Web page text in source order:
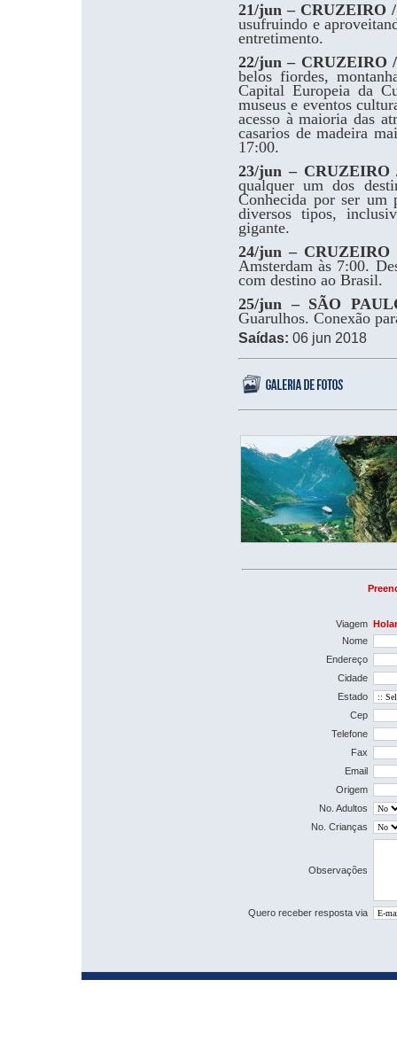
21/jun – CRUZEIRO
usufruindo e
entretimento.
22/jun – CRUZEIRO
belos fiordes,
Capital Europeia da
museus e eventos
acesso à maioria das
casarios de madeira
17:00.
23/jun –
qualquer um dos
Conhecida por ser um
diversos tipos,
gigante.
24/jun –
Amsterdam às 7:00.
com destino ao Brasil.
25/jun – SÃO
Guarulhos. Conexão
Saídas: 06 jun 2018
Viagem
Nome
Endereço
Cidade
Estado
Cep
Telefone
Fax
Email
Origem
No. Adultos
No. Crianças
Observações
Quero receber resposta via